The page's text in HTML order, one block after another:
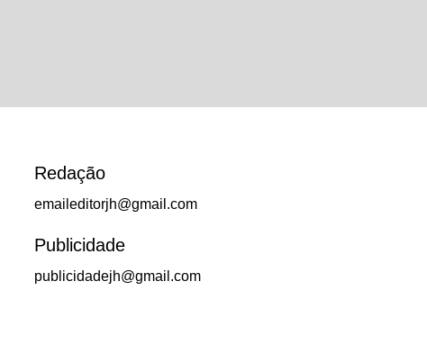
Redação
emaileditorjh@gmail.com
Publicidade
publicidadejh@gmail.com